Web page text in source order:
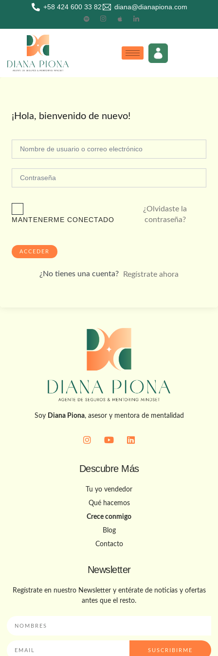
+58 424 600 33 82 diana@dianapiona.com
¡Hola, bienvenido de nuevo!
MANTENERME CONECTADO
¿Olvidaste la
contraseña?
ACCEDER
¿No tienes una cuenta? Regístrate ahora
Soy Diana Piona, asesor y mentora de mentalidad
Descubre Más
Tu yo vendedor
Qué hacemos
Crece conmigo
Blog
Contacto
Newsletter
Regístrate en nuestro Newsletter y entérate de noticias y ofertas
antes que el resto.
SUSCRIBIRME